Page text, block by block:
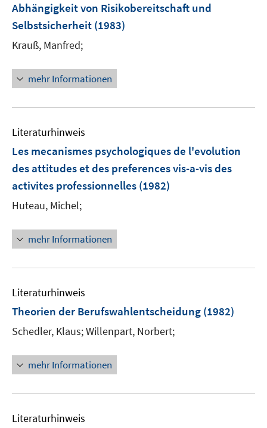
Abhängigkeit von Risikobereitschaft und
Selbstsicherheit (1983)
Krauß, Manfred;
mehr Informationen
Literaturhinweis
Les mecanismes psychologiques de l'evolution
des attitudes et des preferences vis-a-vis des
activites professionnelles (1982)
Huteau, Michel;
mehr Informationen
Literaturhinweis
Theorien der Berufswahlentscheidung (1982)
Schedler, Klaus;Willenpart, Norbert;
mehr Informationen
Literaturhinweis